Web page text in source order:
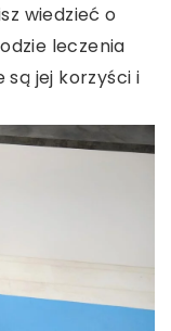
wiedzieć o
leczenia
są jej korzyści i